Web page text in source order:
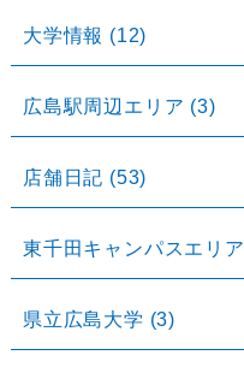
大学情報 (12)
広島駅周辺エリア (3)
店舗日記 (53)
東千田キャンパスエリア
県立広島大学 (3)